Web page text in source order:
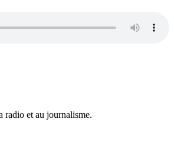
radio et au journalisme.